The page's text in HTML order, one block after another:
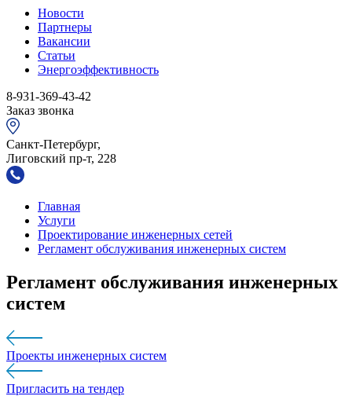
Новости
Партнеры
Вакансии
Статьи
Энергоэффективность
8-931-369-43-42
Заказ звонка
Санкт-Петербург,
Лиговский пр-т, 228
Главная
Услуги
Проектирование инженерных сетей
Регламент обслуживания инженерных систем
Регламент обслуживания инженерных
систем
Проекты инженерных систем
Пригласить на тендер